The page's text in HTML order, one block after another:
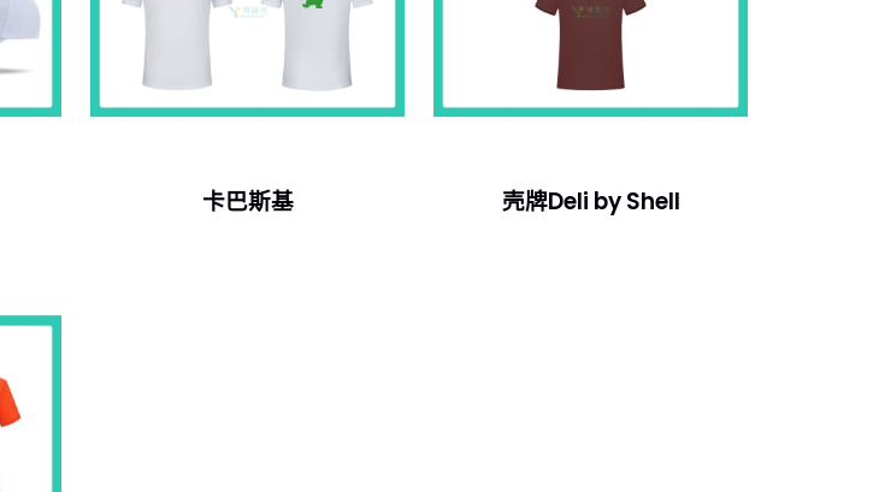
卡巴斯基 壳牌Deli by Shell